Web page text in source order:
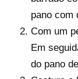
pano com
Com um
Em
do pano